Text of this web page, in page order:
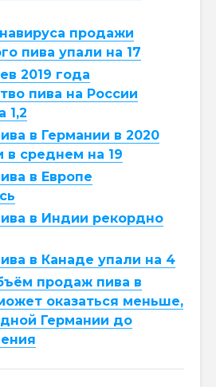
продажи
пива упали на 17
2019 года
пива на России
1,2
в Германии в 2020
в среднем на 19
в Европе
в Индии рекордно
в Канаде упали на 4
продаж пива в
оказаться меньше,
Германии до